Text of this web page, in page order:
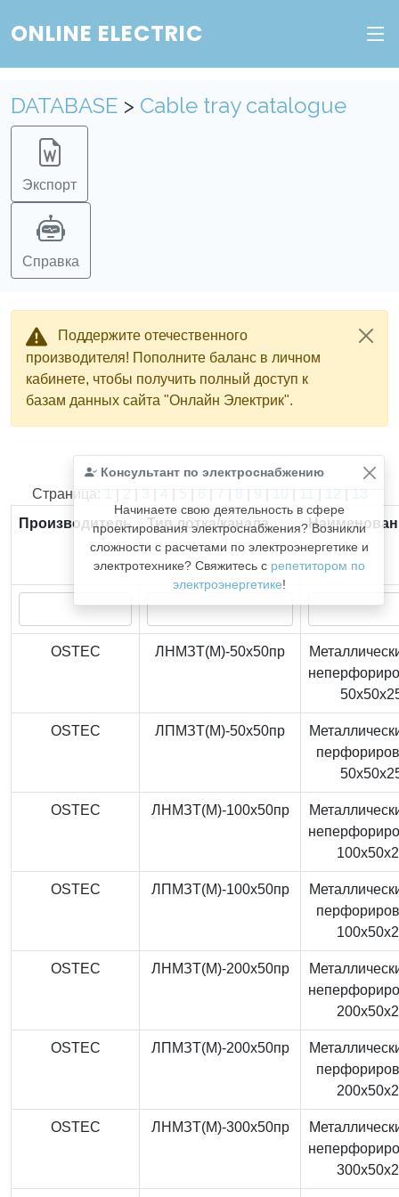
ONLINE ELECTRIC
DATABASE > Cable tray catalogue
Экспорт
Справка
Поддержите отечественного
производителя! Пополните баланс в личном
кабинете, чтобы получить полный доступ к
базам данных сайта "Онлайн Электрик".
Консультант по электроснабжению
Начинаете свою деятельность в сфере
проектирования электроснабжения? Возникли
сложности с расчетами по электроэнергетике и
электротехнике? Свяжитесь с репетитором по
электроэнергетике!
Найдено366из366записей.
Страница: 1 | 2 | 3 | 4 | 5 | 6 | 7 | 8 | 9 | 10 | 11 | 12 | 13
Производитель
Тип лотка/канала
OSTEC ЛНМЗТ(М)-50x50пр
OSTEC ЛПМЗТ(М)-50x50пр
OSTEC ЛНМЗТ(М)-100x50пр
OSTEC ЛПМЗТ(М)-100x50пр
OSTEC ЛНМЗТ(М)-200x50пр
OSTEC ЛПМЗТ(М)-200x50пр
OSTEC ЛНМЗТ(М)-300x50пр
Электрик" без ограничений.